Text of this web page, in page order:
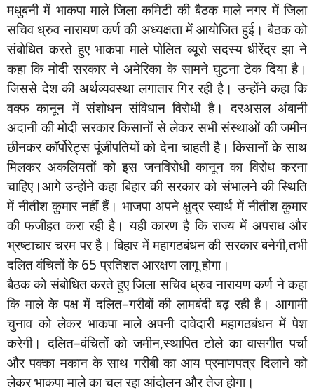
मधुबनी में भाकपा माले जिला कमिटी की बैठक माले नगर में जिला
सचिव ध्रुव नारायण कर्ण की अध्यक्षता में आयोजित हुई। बैठक को
संबोधित करते हुए भाकपा माले पोलित ब्यूरो सदस्य धीरेंद्र झा ने
कहा कि मोदी सरकार ने अमेरिका के सामने घुटना टेक दिया है।
जिससे देश की अर्थव्यवस्था लगातार गिर रही है। उन्होंने कहा कि
वक्फ कानून में संशोधन संविधान विरोधी है। दरअसल अंबानी
अदानी की मोदी सरकार किसानों से लेकर सभी संस्थाओं की जमीन
छीनकर कॉर्पोरेट्स पूंजीपतियों को देना चाहती है। किसानों के साथ
मिलकर अकलियतों को इस जनविरोधी कानून का विरोध करना
चाहिए।आगे उन्होंने कहा बिहार की सरकार को संभालने की स्थिति
में नीतीश कुमार नहीं हैं। भाजपा अपने क्षुद्र स्वार्थ में नीतीश कुमार
की फजीहत करा रही है। यही कारण है कि राज्य में अपराध और
भ्रष्टाचार चरम पर है। बिहार में महागठबंधन की सरकार बनेगी,तभी
दलित वंचितों के 65 प्रतिशत आरक्षण लागू होगा।
बैठक को संबोधित करते हुए जिला सचिव ध्रुव नारायण कर्ण ने कहा
कि माले के पक्ष में दलित–गरीबों की लामबंदी बढ़ रही है। आगामी
चुनाव को लेकर भाकपा माले अपनी दावेदारी महागठबंधन में पेश
करेगी। दलित–वंचितों को जमीन,स्थापित टोले का वासगीत पर्चा
और पक्का मकान के साथ गरीबी का आय प्रमाणपत्र दिलाने को
लेकर भाकपा माले का चल रहा आंदोलन और तेज होगा।